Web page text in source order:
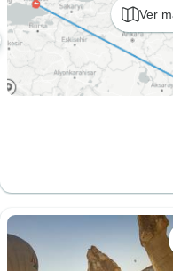
Ver